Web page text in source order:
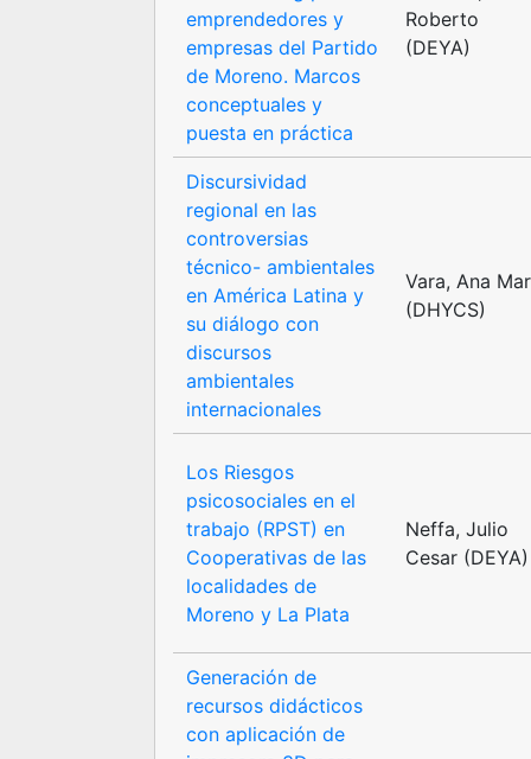
emprendedores y
empresas del Partido
de Moreno. Marcos
conceptuales y
puesta en práctica
Roberto
(DEYA)
Discursividad
regional en las
controversias
técnico- ambientales
en América Latina y
su diálogo con
discursos
ambientales
internacionales
Vara, Ana
(DHYCS)
Los Riesgos
psicosociales en el
trabajo (RPST) en
Cooperativas de las
localidades de
Moreno y La Plata
Neffa, Julio
Cesar (DEYA)
Generación de
recursos didácticos
con aplicación de